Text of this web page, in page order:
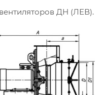
ДН (ЛЕВ).